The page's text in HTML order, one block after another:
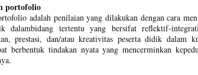
portofolio
adalah penilaian yang dilakukan dengan cara
dalambidang tertentu yang bersifat reflektif-
prestasi, dan/atau kreativitas peserta didik dalam
berbentuk tindakan nyata yang mencerminkan